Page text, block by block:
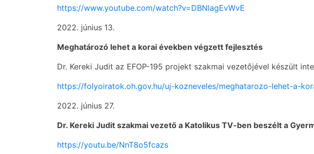
https://www.youtube.com/watch?v=DBNlagEvWvE
2022. június 13.
Meghatározó lehet a korai években végzett fejlesztés
Dr. Kereki Judit az EFOP-195 projekt szakmai vezetőjével készült
https://folyoiratok.oh.gov.hu/uj-kozneveles/meghatarozo-lehet-a-
2022. június 27.
Dr. Kereki Judit szakmai vezető a Katolikus TV-ben beszélt a
https://youtu.be/NnT8o5fcazs